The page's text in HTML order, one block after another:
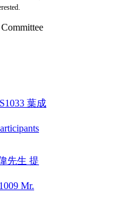
葉成
先生 提
Mr.